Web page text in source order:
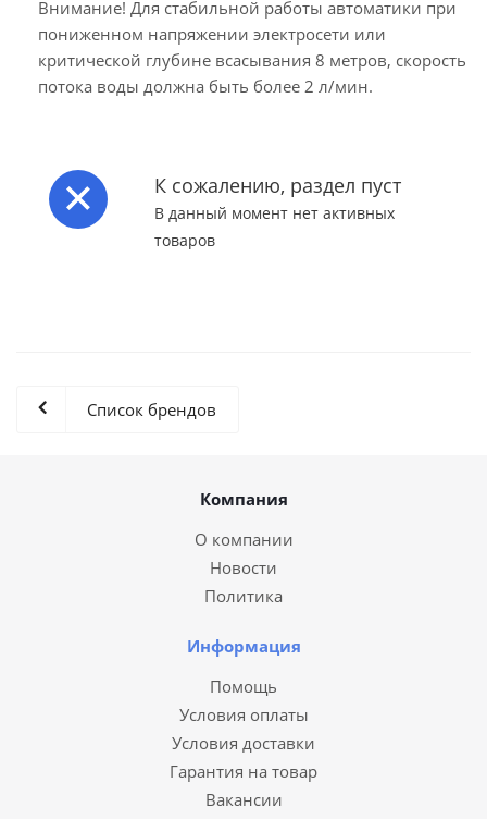
Внимание! Для стабильной работы автоматики при
пониженном напряжении электросети или
критической глубине всасывания 8 метров, скорость
потока воды должна быть более 2 л/мин.
К сожалению, раздел пуст
В данный момент нет активных
товаров
Список брендов
Компания
О компании
Новости
Политика
Информация
Помощь
Условия оплаты
Условия доставки
Гарантия на товар
Вакансии